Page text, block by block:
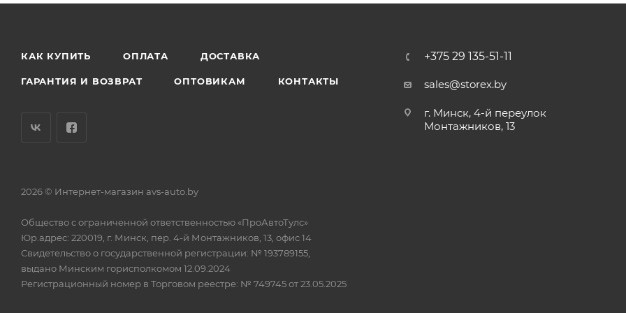
КАК КУПИТЬ ОПЛАТА ДОСТАВКА
ГАРАНТИЯ И ВОЗВРАТ ОПТОВИКАМ КОНТАКТЫ
+375 29 135-51-11
sales@storex.by
г. Минск, 4-й переулок
Монтажников, 13
2026 © Интернет-магазин avs-auto.by
Общество с ограниченной ответственностью «ПроАвтоТулс»
Юр.адрес: 220019, г. Минск, пер. 4-й Монтажников, 13, офис 14
Свидетельство о государственной регистрации: № 193789155,
выдано Минским горисполкомом 12.09.2024
Регистрационный номер в Торговом реестре: № 749745 от 23.05.2025